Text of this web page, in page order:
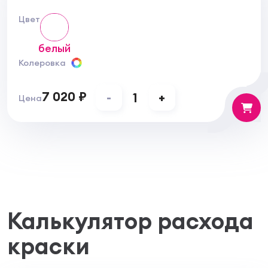
Цвет
белый
Колеровка
Цена7 020 ₽ - 1 +
Калькулятор расхода
краски